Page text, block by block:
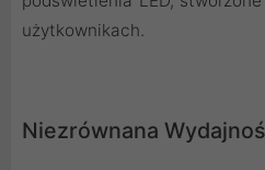
użytkownikach.
Niezrównana